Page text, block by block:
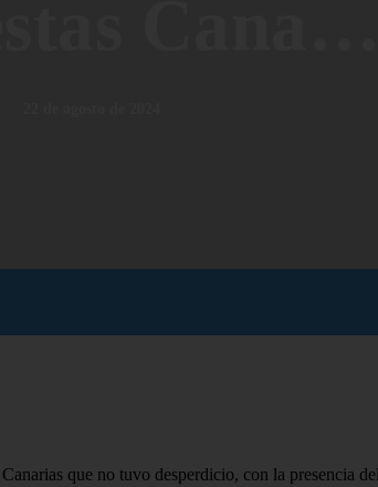
que no tuvo desperdicio, con la presencia